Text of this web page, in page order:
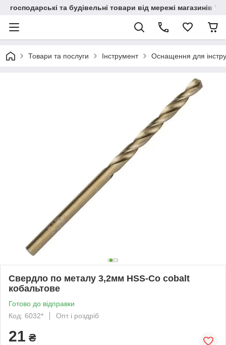
господарські та будівельні товари від мережі магазинів
Товари та послуги Інструмент Оснащення для
Свердло по металу 3,2мм HSS-Co cobalt
кобальтове
Готово до відправки
Код: 6032*
Опт і роздріб
21 ₴